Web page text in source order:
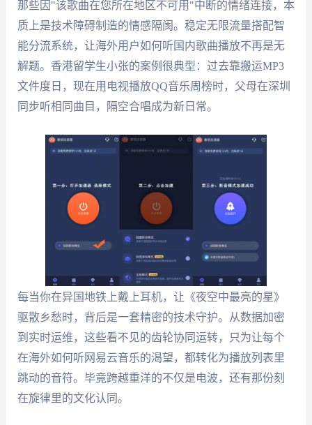
那些因"该歌曲在您所在地区不可用"中断的情绪连接，本
质上是技术障碍制造的情感隔阂。稳定无限流量搭配智
能分流系统，让海外用户如何听国内歌曲播放不再是无
解题。香港留学生小张的案例很典型：过去靠搬运MP3
文件度日，现在用电视播放QQ音乐周榜时，父母在深圳
同步听相同曲目，隔空合唱成为新日常。
每当你在异国地铁上戴上耳机，让《夜空中最亮的星》
驱散乡愁时，背后是一套精密的技术守护。从数据加密
到实时运维，这些看不见的齿轮协同运转，只为让每个
在海外如何听网易云音乐的渴望，都转化为播放列表里
跳动的音符。毕竟跨越重洋的不仅是电波，还有那份刻
在旋律里的文化认同。